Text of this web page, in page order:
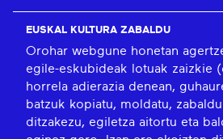
EUSKAL KULTURA ZABALDU
Orohar webgune honetan
egile-eskubideak lotuak zaizkie
horrela adierazia denean,
batzuk kopiatu, moldatu,
ditzakezu, egiletza aitortu eta